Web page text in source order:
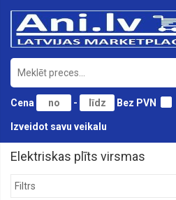
Cena - Bez PVN
Izveidot savu veikalu
Elektriskas plīts virsmas